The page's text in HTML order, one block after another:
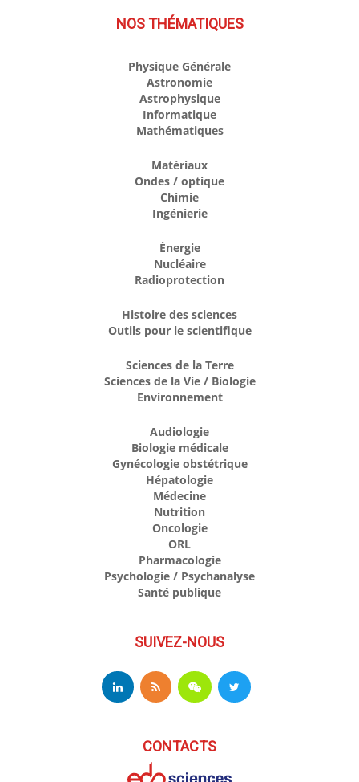
NOS THÉMATIQUES
Physique Générale
Astronomie
Astrophysique
Informatique
Mathématiques
Matériaux
Ondes / optique
Chimie
Ingénierie
Énergie
Nucléaire
Radioprotection
Histoire des sciences
Outils pour le scientifique
Sciences de la Terre
Sciences de la Vie / Biologie
Environnement
Audiologie
Biologie médicale
Gynécologie obstétrique
Hépatologie
Médecine
Nutrition
Oncologie
ORL
Pharmacologie
Psychologie / Psychanalyse
Santé publique
SUIVEZ-NOUS
CONTACTS